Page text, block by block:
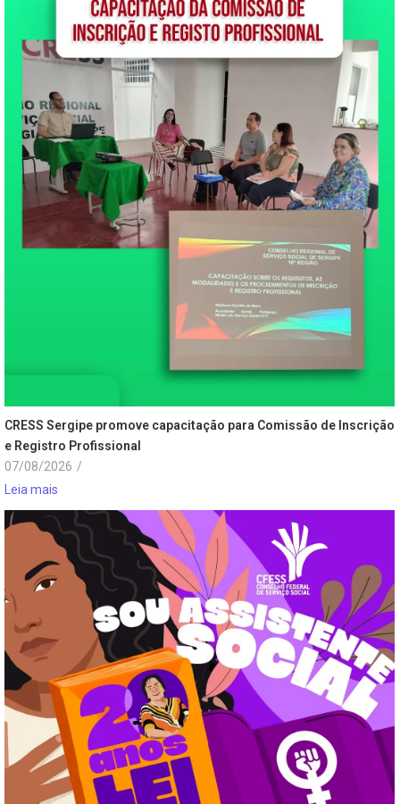
CRESS Sergipe promove capacitação para Comissão de Inscrição
e Registro Profissional
07/08/2026 /
Leia mais